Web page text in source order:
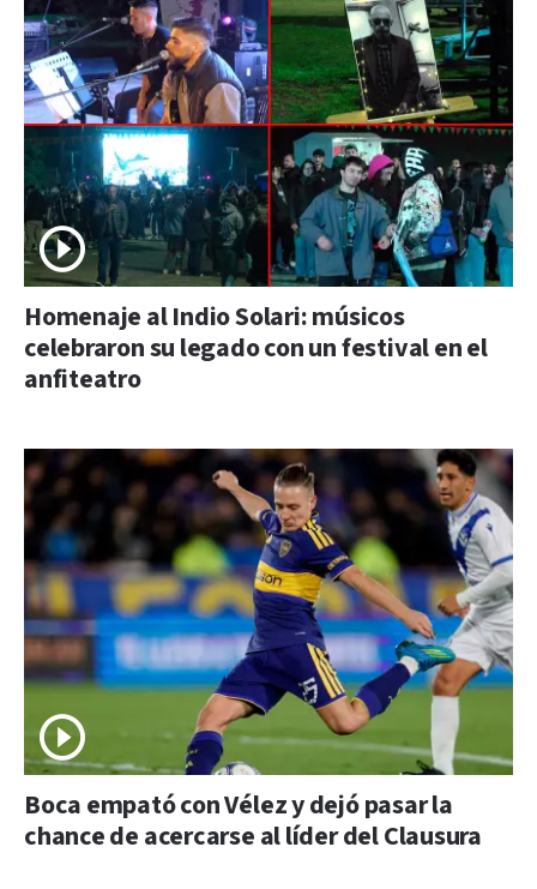
Homenaje al Indio Solari: músicos
celebraron su legado con un festival en el
anfiteatro
Boca empató con Vélez y dejó pasar la
chance de acercarse al líder del Clausura